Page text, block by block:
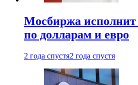
Мосбиржа исполнит
по долларам и евро
2 года спустя2 года спустя